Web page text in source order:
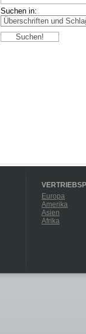
Suchen in:
Europa
Amerika
Asien
Afrika